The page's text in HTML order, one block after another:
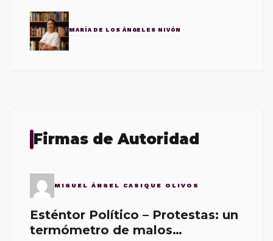
MARÍA DE LOS ÁNGELES NIVÓN
Firmas de Autoridad
MIGUEL ÁNGEL CASIQUE OLIVOS
Esténtor Político – Protestas: un
termómetro de malos